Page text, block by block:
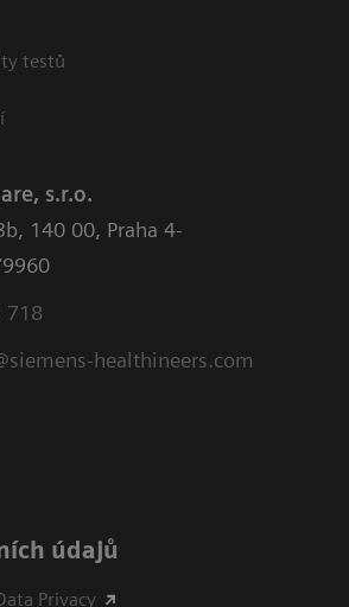
testů
s.r.o.
, 140 00, Praha 4-
718
healthineers.com
údajů
Privacy